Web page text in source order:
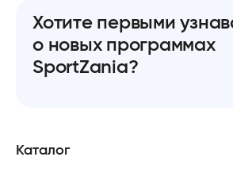
Хотите первыми
о новых программах
SportZania?
Каталог